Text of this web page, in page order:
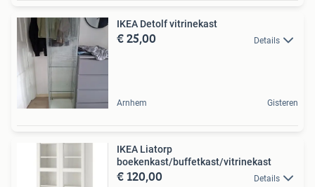
IKEA Detolf vitrinekast
€ 25,00 Details
Arnhem Gisteren
IKEA Liatorp
boekenkast/buffetkast/vitrinekast
€ 120,00 Details